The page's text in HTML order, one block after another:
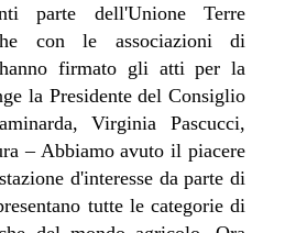
parte dell'Unione Terre
con le associazioni di
firmato gli atti per la
la Presidente del Consiglio
Virginia Pascucci,
– Abbiamo avuto il piacere
d'interesse da parte di
tutte le categorie di